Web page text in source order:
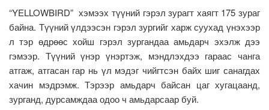
“YELLOWBIRD” хэмээх түүний гэрэл зурагт хаягт 175 зураг
байна. Түүний үлдээсэн гэрэл зургийг харж суухад үнэхээр
л тэр өдрөөс хойш гэрэл зургандаа амьдарч эхэлж дээ
гэмээр. Түүний үнэр үнэртэж, мэндлэхдээ гараас чанга
атгаж, атгасан гар нь үл мэдэг чийгтсэн байх шиг санагдах
хачин мэдрэмж. Тэрээр амьдарч байсан цаг хугацаанд,
зурганд, дурсамждаа одоо ч амьдарсаар буй.